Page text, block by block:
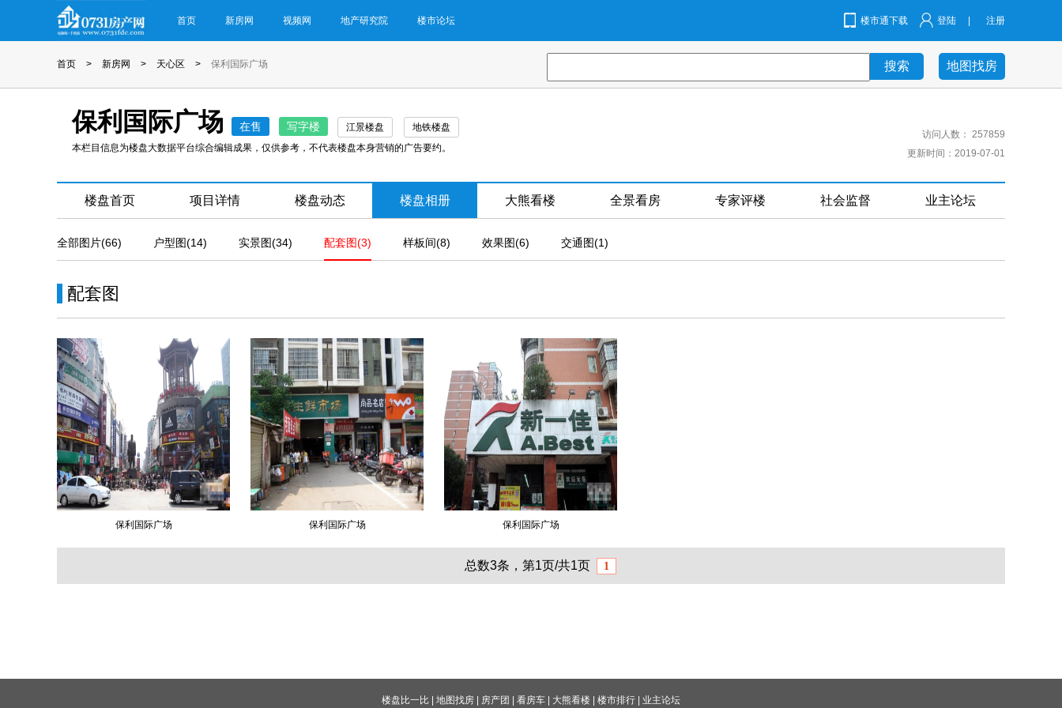
首页 新房网 视频网 地产研究院 楼市论坛 楼市通下载 登陆 注册
首页 > 新房网 > 天心区 > 保利国际广场 地图找房
保利国际广场 在售 写字楼 江景楼盘
地铁楼盘
本栏目信息为楼盘大数据平台综合编辑成果，仅供参考，不代表楼盘本身营销的广告要约。
访问人数： 257859
更新时间：2019-07-01
楼盘首页 项目详情 楼盘动态 楼盘相册 大熊看楼 全景看房 专家评楼 社会监督 业主论坛
全部图片(66) 户型图(14) 实景图(34) 配套图(3) 样板间(8) 效果图(6) 交通图(1)
配套图
保利国际广场 保利国际广场 保利国际广场
总数3条，第1页/共1页 1
楼盘比一比 地图找房 房产团 看房车 大熊看楼 楼市排行 业主论坛